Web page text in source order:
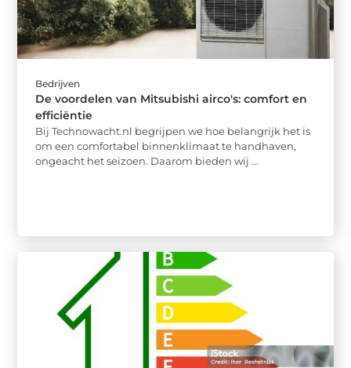
Bedrijven
De voordelen van Mitsubishi airco's: comfort en
efficiëntie
Bij Technowacht.nl begrijpen we hoe belangrijk het is
om een comfortabel binnenklimaat te handhaven,
ongeacht het seizoen. Daarom bieden wij ...